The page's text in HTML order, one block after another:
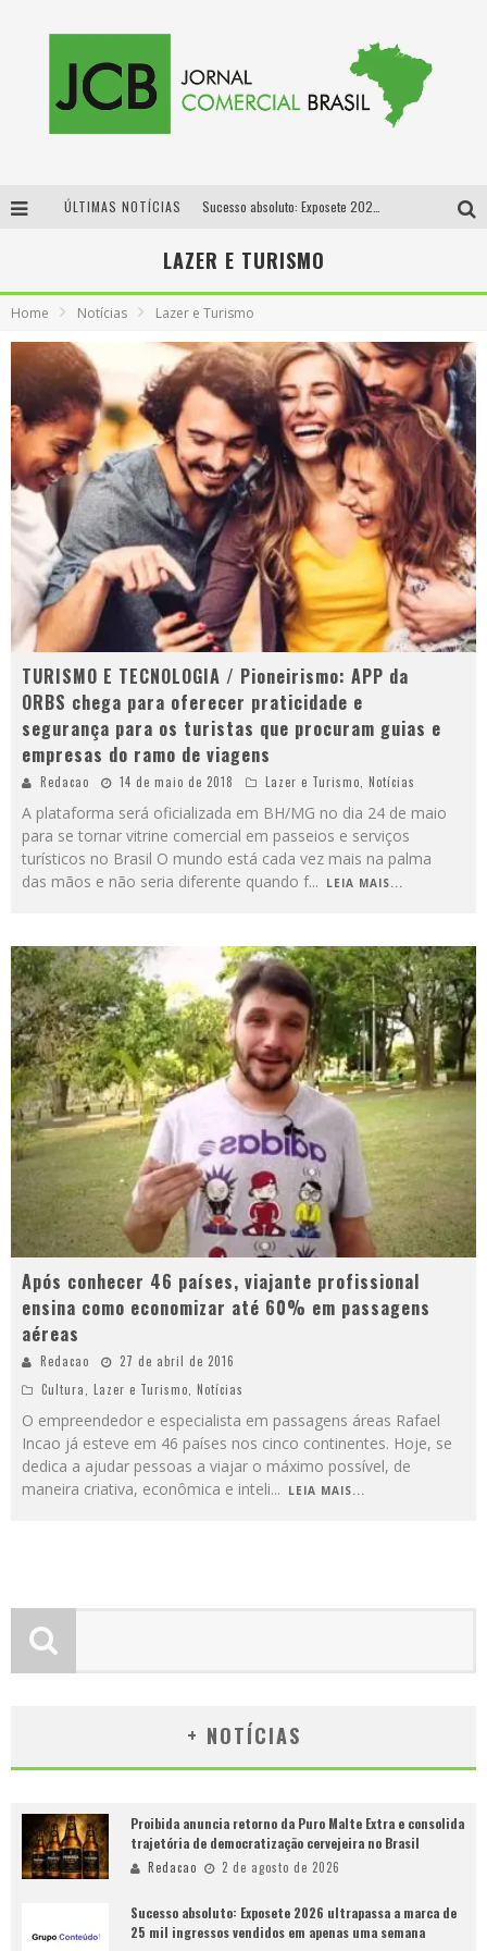
ÚLTIMAS NOTÍCIAS
Designer mineira lança jogo educativo sobre coleta seletiva na maior feira de jogos de tabuleiro da América Latina
LAZER E TURISMO
Home Notícias Lazer e Turismo
TURISMO E TECNOLOGIA / Pioneirismo: APP da
ORBS chega para oferecer praticidade e
segurança para os turistas que procuram guias e
empresas do ramo de viagens
Redacao 14 de maio de 2018 Lazer e Turismo, Notícias
A plataforma será oficializada em BH/MG no dia 24 de maio
para se tornar vitrine comercial em passeios e serviços
turísticos no Brasil O mundo está cada vez mais na palma
das mãos e não seria diferente quando f... LEIA MAIS...
Após conhecer 46 países, viajante profissional
ensina como economizar até 60% em passagens
aéreas
Redacao
27 de abril de 2016
Cultura
Lazer e Turismo Notícias
O empreendedor e especialista em passagens áreas Rafael
Incao já esteve em 46 países nos cinco continentes. Hoje, se
dedica a ajudar pessoas a viajar o máximo possível, de
maneira criativa, econômica e inteli... LEIA MAIS...
+ NOTÍCIAS
Proibida anuncia retorno da Puro Malte Extra e consolida
trajetória de democratização cervejeira no Brasil
Redacao 2 de agosto de 2026
Sucesso absoluto: Exposete 2026 ultrapassa a marca de
25 mil ingressos vendidos em apenas uma semana